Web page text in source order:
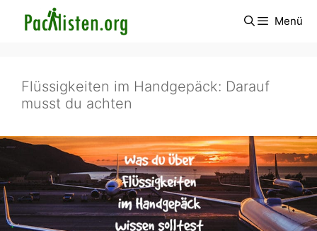
Inhalt
Menü
Flüssigkeiten im Handgepäck: Darauf
musst du achten